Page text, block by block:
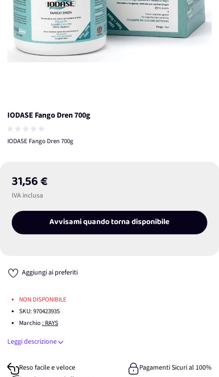
IODASE Fango Dren 700g
IODASE Fango Dren 700g
31,56 €
IVA inclusa
Avvisami quando torna disponibile
Aggiungi ai preferiti
NON DISPONIBILE
SKU:970423935
Marchio : RAYS
Leggi descrizione
Reso facile e veloce
Pagamenti Sicuri al 100%